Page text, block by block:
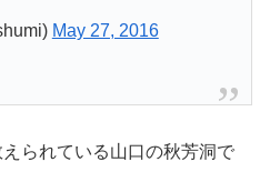
May 27, 2016
られている山口の秋芳洞で